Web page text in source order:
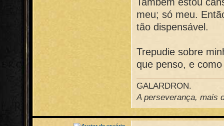
meu; só meu.
tão dispensável.
Trepudie sobre
que penso, e
GALARDRON.
A perseverança, mais